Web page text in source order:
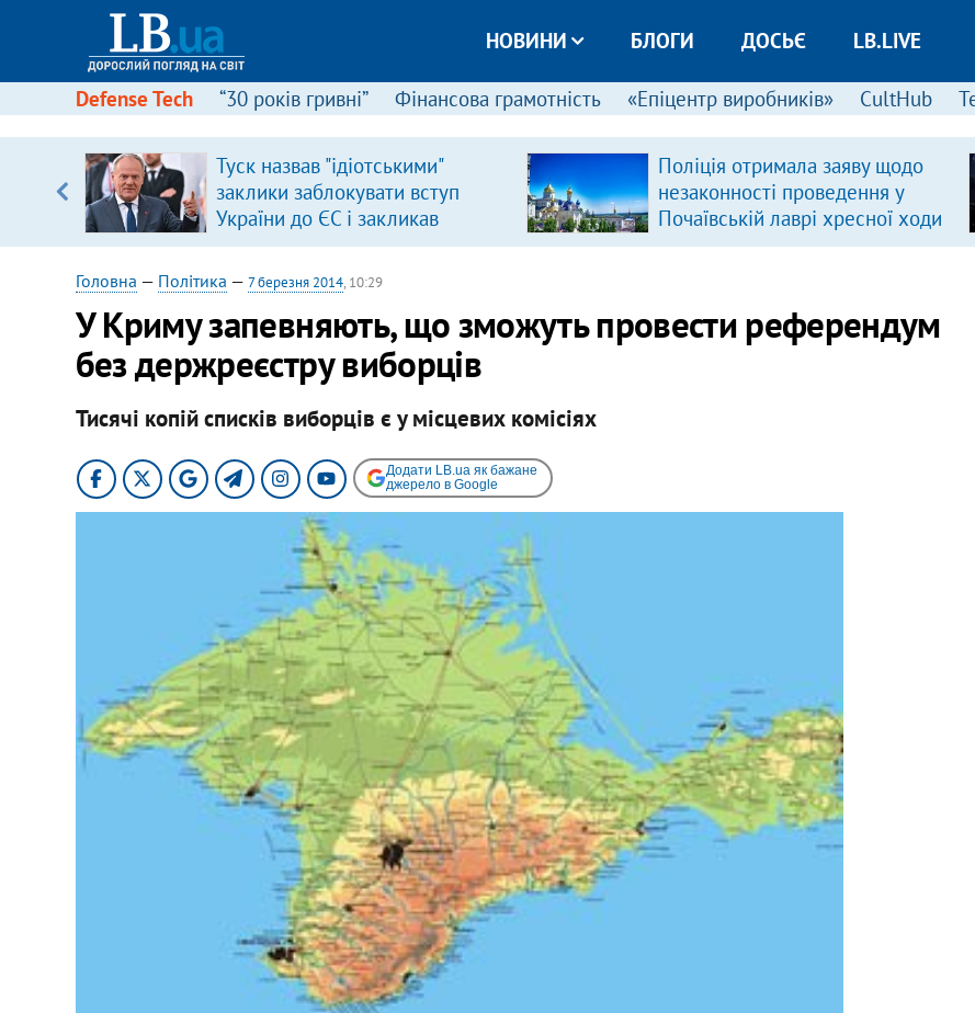
НОВИНИ БЛОГИ ДОСЬЄ LB.LIVE
Defense Tech “30 років гривні” Фінансова грамотність «Епіцентр виробників» CultHub
Туск назвав "ідіотськими"
заклики заблокувати вступ
України до ЄС і закликав
припинити антиукраїнську
риторику
Поліція отримала заяву щодо
незаконності проведення у
Почаївській лаврі хресної ходи
Головна — Політика — 7 березня 2014, 10:29
У Криму запевняють, що зможуть провести референдум
без держреєстру виборців
Тисячі копій списків виборців є у місцевих комісіях
Додати LB.ua як бажане
джерело в Google